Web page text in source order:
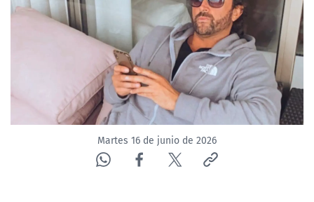
ACTUALIDAD Y TENDENCIAS
CORPORATIVO Y TRANSPARENCIA
CANAL DE DENUNCIAS
ÁREA DE PROYECTOS
Martes 16 de junio de 2026